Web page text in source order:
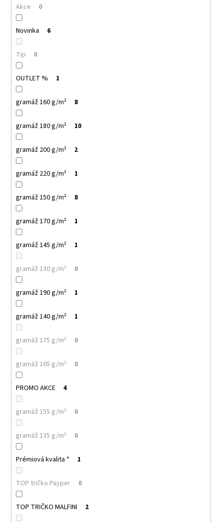
Akce 0
Novinka 6
Tip 0
OUTLET % 1
gramáž 160 g/m² 8
gramáž 180 g/m² 10
gramáž 200 g/m² 2
gramáž 220 g/m² 1
gramáž 150 g/m² 8
gramáž 170 g/m² 1
gramáž 145 g/m² 1
gramáž 130 g/m² 0
gramáž 190 g/m² 1
gramáž 140 g/m² 1
gramáž 175 g/m² 0
gramáž 165 g/m² 0
PROMO AKCE 4
gramáž 155 g/m² 0
gramáž 135 g/m² 0
Prémiová kvalita * 1
TOP tričko Payper 0
TOP TRIČKO MALFINI 2
m
PELICAN
P72
TRIČKO
DĚTSKÉ
54
Kč